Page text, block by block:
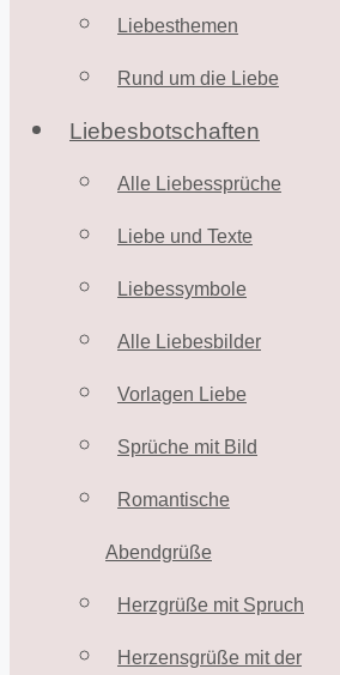
Liebesthemen
Rund um die Liebe
Liebesbotschaften
Alle Liebessprüche
Liebe und Texte
Liebessymbole
Alle Liebesbilder
Vorlagen Liebe
Sprüche mit Bild
Romantische
Abendgrüße
Herzgrüße mit Spruch
Herzensgrüße mit der